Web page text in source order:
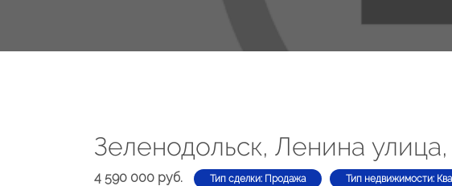
Зеленодольск, Ленина улица,
4 590 000 руб. Тип сделки: Продажа Тип недвижимости: